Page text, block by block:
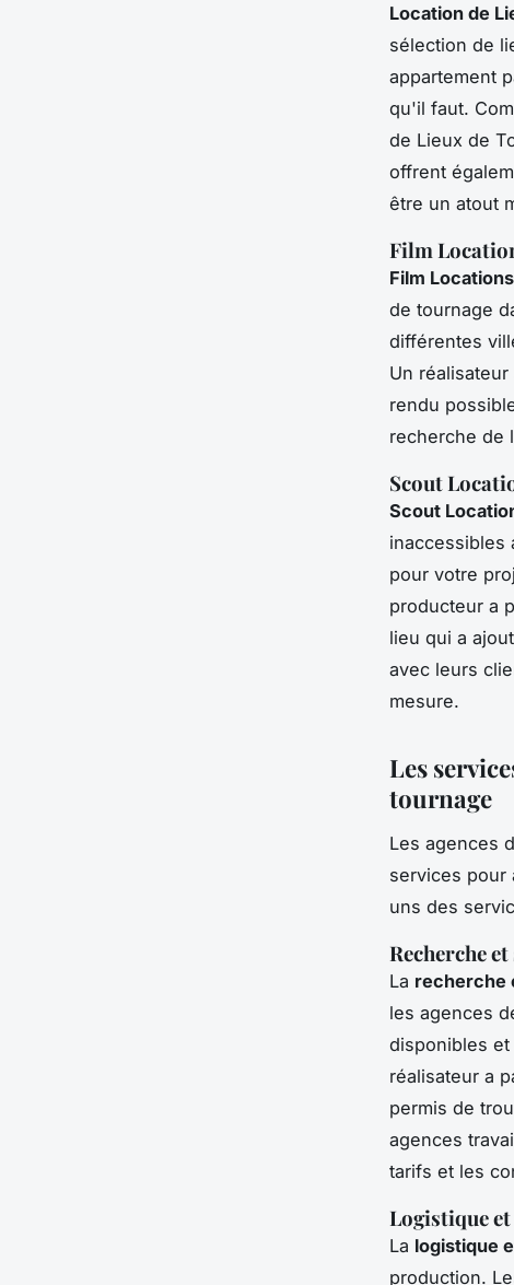
Location de
sélection de
appartement
qu'il faut.
de Lieux de
offrent
être un atout
Film
Film
de tournage
différentes
Un
rendu
recherche de
Scout
Scout
inaccessibles
pour votre
producteur a
lieu qui a
avec leurs
mesure.
Les
tournage
Les agences
services pour
uns des
Recherche
La recherche
les agences
disponibles
réalisateur a
permis de
agences
tarifs et les
Logistique
La logistique
production.